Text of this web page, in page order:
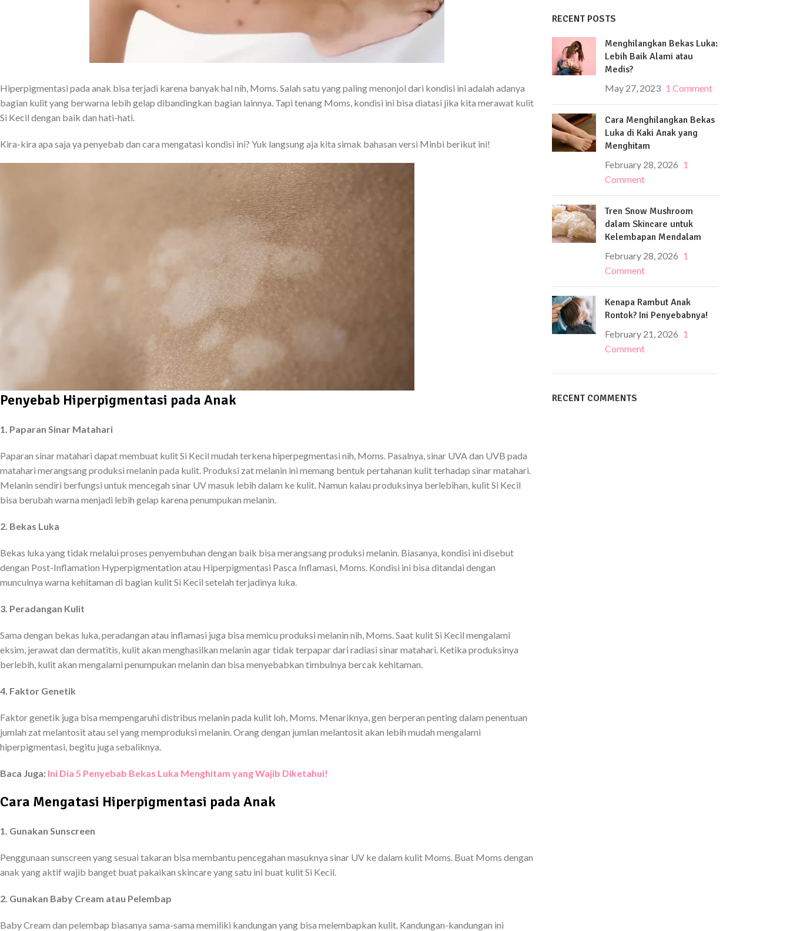
Hiperpigmentasi pada anak bisa terjadi karena banyak hal nih, Moms. Salah satu yang paling menonjol dari kondisi ini adalah adanya
bagian kulit yang berwarna lebih gelap dibandingkan bagian lainnya. Tapi tenang Moms, kondisi ini bisa diatasi jika kita merawat kulit
Si Kecil dengan baik dan hati-hati.
Kira-kira apa saja ya penyebab dan cara mengatasi kondisi ini? Yuk langsung aja kita simak bahasan versi Minbi berikut ini!
Penyebab Hiperpigmentasi pada Anak
1. Paparan Sinar Matahari
Paparan sinar matahari dapat membuat kulit Si Kecil mudah terkena hiperpegmentasi nih, Moms. Pasalnya, sinar UVA dan UVB pada
matahari merangsang produksi melanin pada kulit. Produksi zat melanin ini memang bentuk pertahanan kulit terhadap sinar matahari.
Melanin sendiri berfungsi untuk mencegah sinar UV masuk lebih dalam ke kulit. Namun kalau produksinya berlebihan, kulit Si Kecil
bisa berubah warna menjadi lebih gelap karena penumpukan melanin.
2. Bekas Luka
Bekas luka yang tidak melalui proses penyembuhan dengan baik bisa merangsang produksi melanin. Biasanya, kondisi ini disebut
dengan Post-Inflamation Hyperpigmentation atau Hiperpigmentasi Pasca Inflamasi, Moms. Kondisi ini bisa ditandai dengan
munculnya warna kehitaman di bagian kulit Si Kecil setelah terjadinya luka.
3. Peradangan Kulit
Sama dengan bekas luka, peradangan atau inflamasi juga bisa memicu produksi melanin nih, Moms. Saat kulit Si Kecil mengalami
eksim, jerawat dan dermatitis, kulit akan menghasilkan melanin agar tidak terpapar dari radiasi sinar matahari. Ketika produksinya
berlebih, kulit akan mengalami penumpukan melanin dan bisa menyebabkan timbulnya bercak kehitaman.
4. Faktor Genetik
Faktor genetik juga bisa mempengaruhi distribus melanin pada kulit loh, Moms. Menariknya, gen berperan penting dalam penentuan
jumlah zat melantosit atau sel yang memproduksi melanin. Orang dengan jumlan melantosit akan lebih mudah mengalami
hiperpigmentasi, begitu juga sebaliknya.
Baca Juga: Ini Dia 5 Penyebab Bekas Luka Menghitam yang Wajib Diketahui!
Cara Mengatasi Hiperpigmentasi pada Anak
1. Gunakan Sunscreen
Penggunaan sunscreen yang sesuai takaran bisa membantu pencegahan masuknya sinar UV ke dalam kulit Moms. Buat Moms dengan
anak yang aktif wajib banget buat pakaikan skincare yang satu ini buat kulit Si Kecil.
2. Gunakan Baby Cream atau Pelembap
Baby Cream dan pelembap biasanya sama-sama memiliki kandungan yang bisa melembapkan kulit. Kandungan-kandungan ini
RECENT POSTS
Menghilangkan Bekas Luka:
Lebih Baik Alami atau
Medis?
May 27, 2023 1 Comment
Cara Menghilangkan Bekas
Luka di Kaki Anak yang
Menghitam
February 28, 2026 1
Comment
Tren Snow Mushroom
dalam Skincare untuk
Kelembapan Mendalam
February 28, 2026 1
Comment
Kenapa Rambut Anak
Rontok? Ini Penyebabnya!
February 21, 2026 1
Comment
RECENT COMMENTS